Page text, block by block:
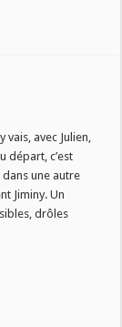
vais, avec Julien,
départ, c’est
dans une autre
Jiminy. Un
drôles